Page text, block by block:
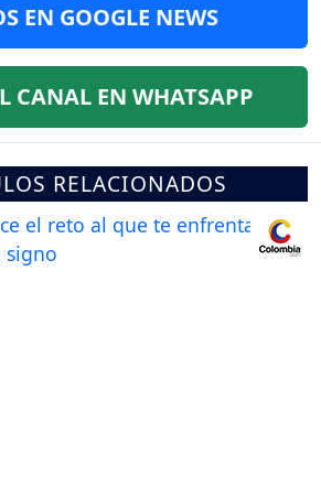
EN GOOGLE NEWS
CANAL EN WHATSAPP
RELACIONADOS